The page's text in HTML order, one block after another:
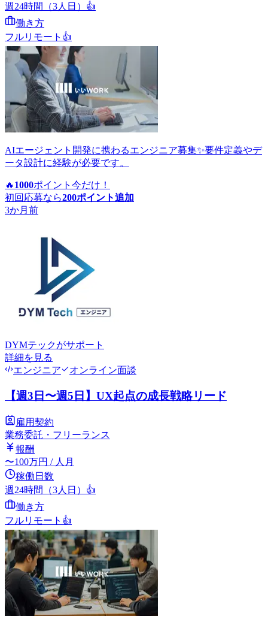
週24時間（3人日） 👍
働き方
フルリモート 👍
AIエージェント開発に携わるエンジニア募集✨要件定義やデ
ータ設計に経験が必要です。
🔥 1000ポイント 今だけ！
初回応募なら200ポイント追加
3か月前
DYMテックがサポート
詳細を見る
エンジニア
オンライン面談
【週3日〜週5日】UX起点の成長戦略リード
雇用契約
業務委託・フリーランス
報酬
〜100万円 / 人月
稼働日数
週24時間（3人日） 👍
働き方
フルリモート 👍